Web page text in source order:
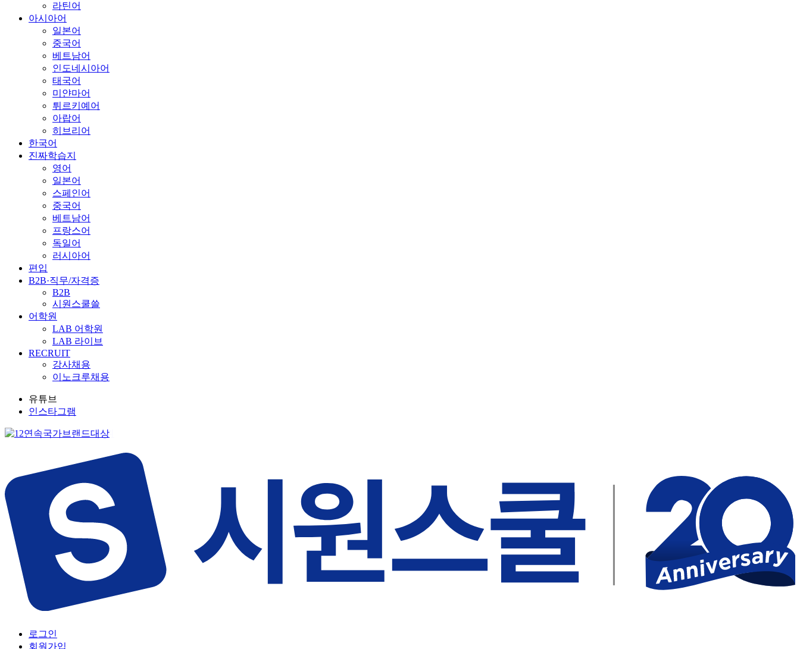
라틴어
아시아어
일본어
중국어
베트남어
인도네시아어
태국어
미얀마어
튀르키예어
아랍어
히브리어
한국어
진짜학습지
영어
일본어
스페인어
중국어
베트남어
프랑스어
독일어
러시아어
편입
B2B·직무/자격증
B2B
시원스쿨쓸
어학원
LAB 어학원
LAB 라이브
RECRUIT
강사채용
이노크루채용
유튜브
인스타그램
로그인
회원가입